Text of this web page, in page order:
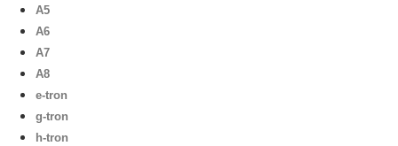
A5
A6
A7
A8
e-tron
g-tron
h-tron